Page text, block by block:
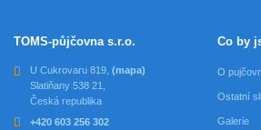
TOMS-půjčovna s.r.o.
U Cukrovaru 819, (mapa)
Slatiňany 538 21,
Česká republika
+420 603 256 302
Co by
O
Ostatní
Galerie